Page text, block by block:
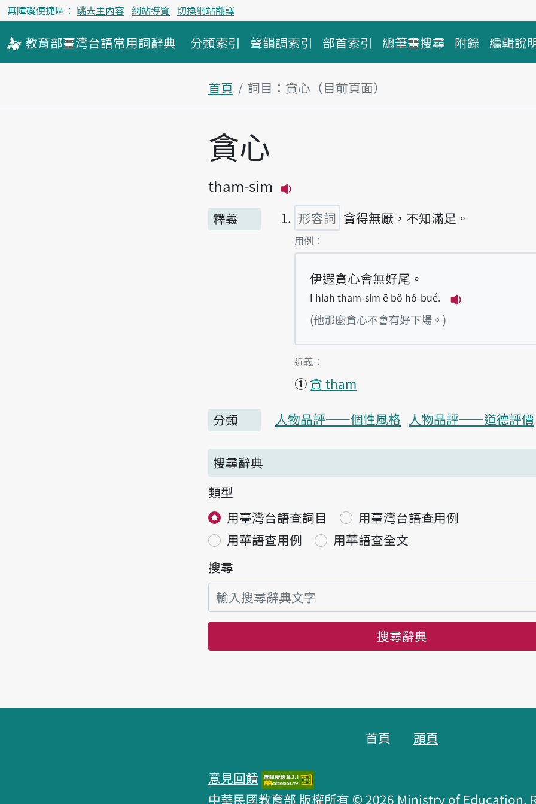
無障礙便捷區： 跳去主內容 網站導覽 切換網站翻譯
教育部臺灣台語常用詞辭典 分類索引 聲韻調索引 部首索引 總筆畫搜尋 附錄 編輯說
首頁 詞目：貪心（目前頁面）
主內容區塊
貪心
tham-sim
釋義
形容詞 貪得無厭，不知滿足。
第1項釋義的
用例：
伊遐貪心會無好尾。
I hiah tham-sim ē bô hó-bué.
(他那麼貪心不會有好下場。)
第1項釋義的
近義：
① 貪 tham
分類 人物品評——個性風格 人物品評——道德評價
搜尋辭典
類型
用臺灣台語查詞目
用臺灣台語查用例
用華語查用例
用華語查全文
搜尋
搜尋辭典
首頁 頭頁
意見回饋
中華民國教育部 版權所有 © 2026 Ministry of Education,